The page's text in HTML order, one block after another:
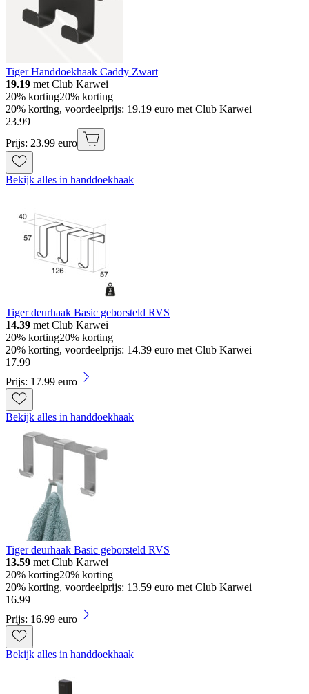
Tiger Handdoekhaak Caddy Zwart
19.19 met Club Karwei
20% korting20% korting
20% korting, voordeelprijs: 19.19 euro met Club Karwei
23.99
Prijs: 23.99 euro
Bekijk alles in handdoekhaak
Tiger deurhaak Basic geborsteld RVS
14.39 met Club Karwei
20% korting20% korting
20% korting, voordeelprijs: 14.39 euro met Club Karwei
17.99
Prijs: 17.99 euro
Bekijk alles in handdoekhaak
Tiger deurhaak Basic geborsteld RVS
13.59 met Club Karwei
20% korting20% korting
20% korting, voordeelprijs: 13.59 euro met Club Karwei
16.99
Prijs: 16.99 euro
Bekijk alles in handdoekhaak